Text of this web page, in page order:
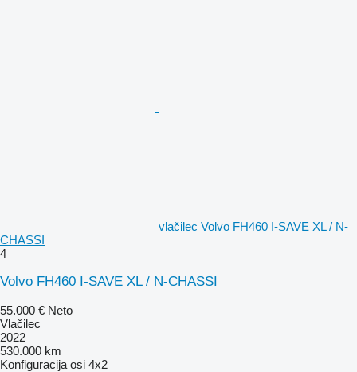
vlačilec Volvo FH460 I-SAVE XL / N-
CHASSI
4
Volvo FH460 I-SAVE XL / N-CHASSI
55.000 € Neto
Vlačilec
2022
530.000 km
Konfiguracija osi 4x2